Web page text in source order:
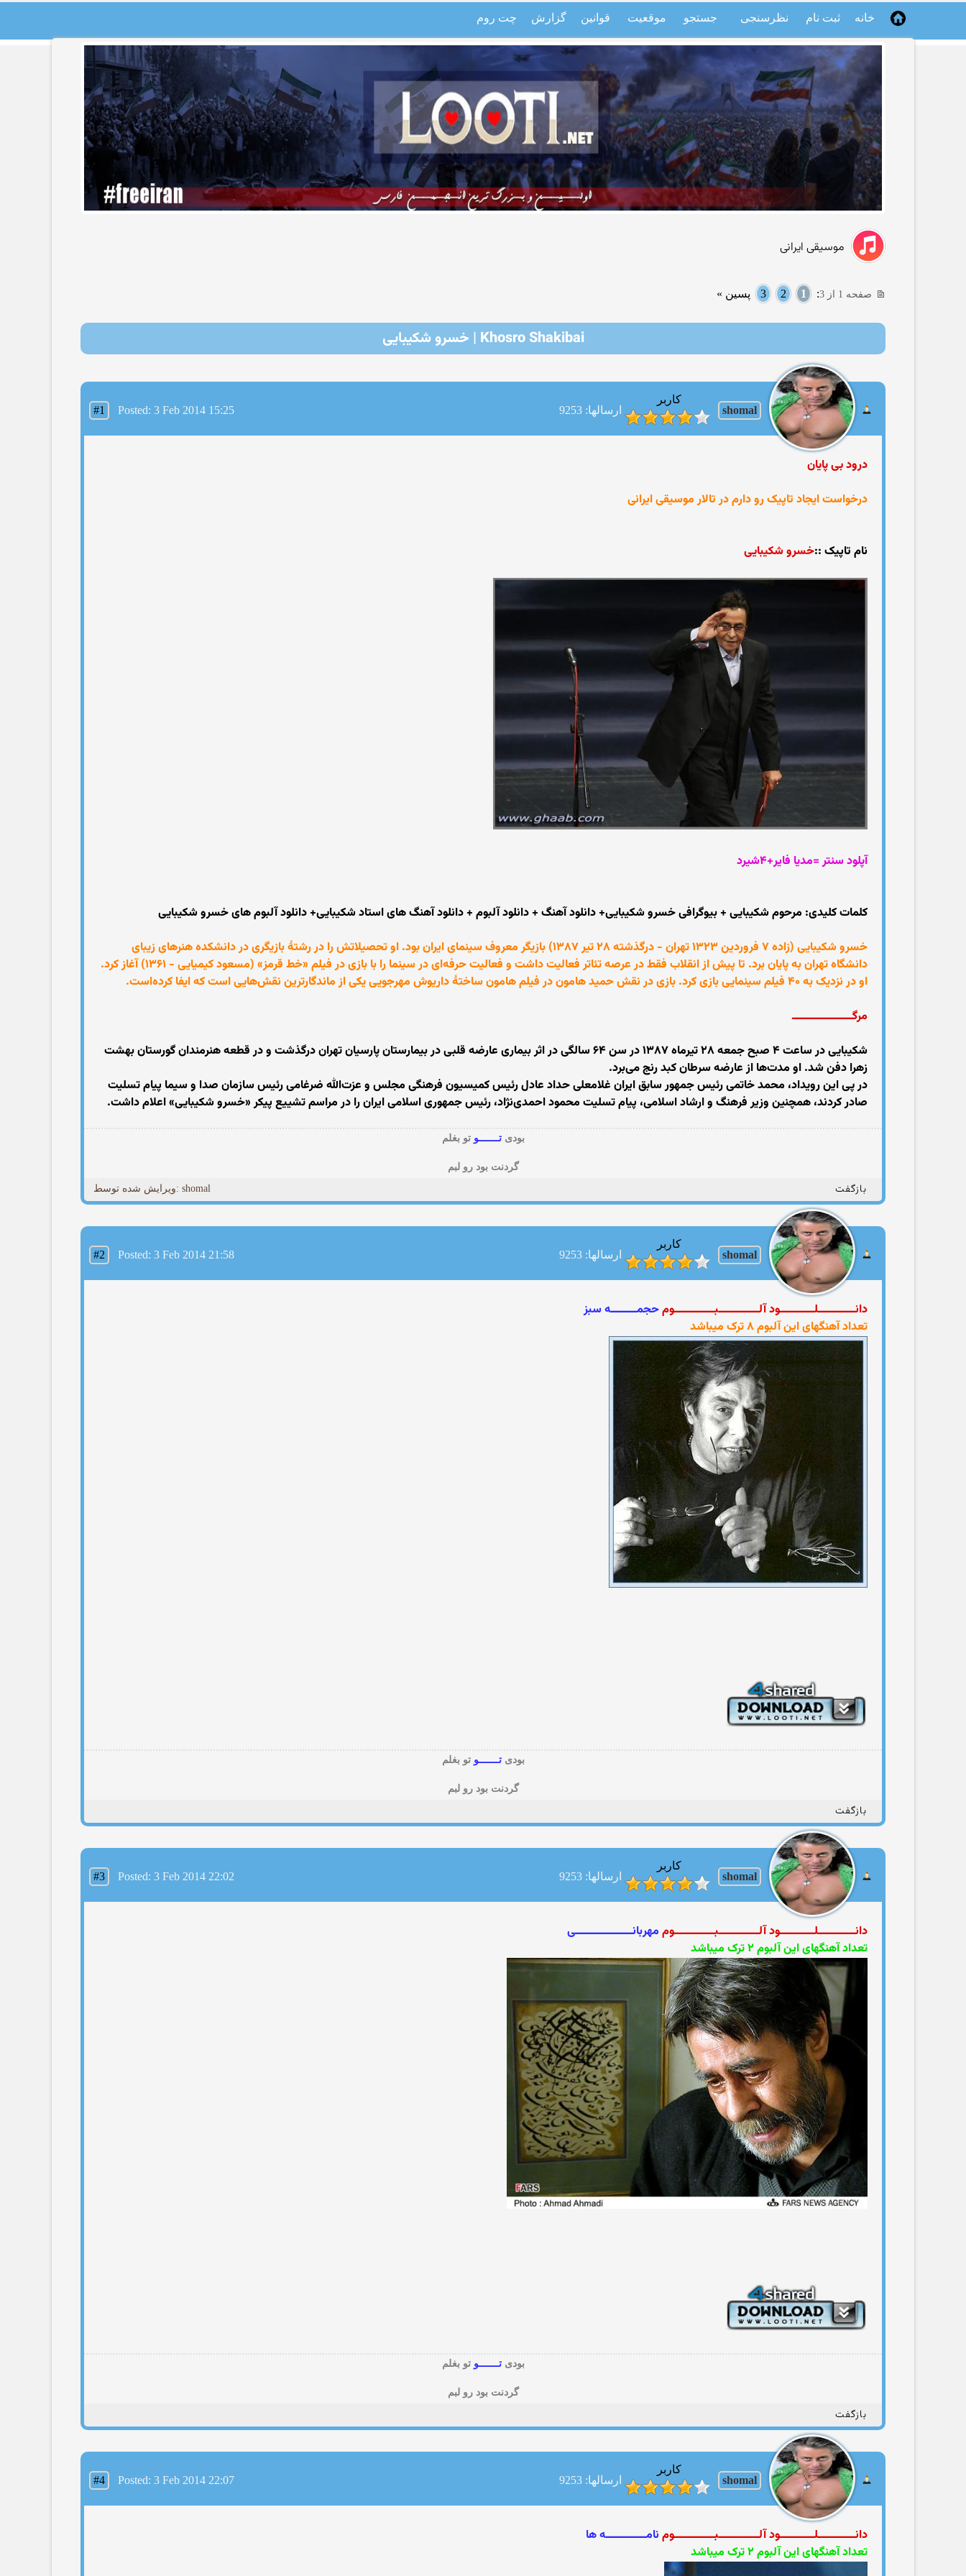
خانه ثبت نام نظرسنجی جستجو موقعیت قوانین گزارش چت روم
موسیقی ایرانی
صفحه 1 از 3 :
1
2
3 پسین »
Khosro Shakibai | خسرو شکیبایی
shomal
کاربر
ارسالها: 9253
#1 Posted: 3 Feb 2014 15:25
درود بی پایان
درخواست ایجاد تاپیک رو دارم در تالار موسیقی ایرانی
نام تاپیک ::خسرو شکیبایی
آپلود سنتر =مدیا فایر+۴شیرد
کلمات کلیدی: مرحوم شکیبایی + بیوگرافی خسرو شکیبایی+ دانلود آهنگ + دانلود آلبوم + دانلود آهنگ های استاد شکیبایی+ دانلود آلبوم های خسرو شکیبایی
خسرو شکیبایی (زاده ۷ فروردین ۱۳۲۳ تهران - درگذشته ۲۸ تیر ۱۳۸۷) بازیگر معروف سینمای ایران بود. او تحصیلاتش را در رشتهٔ بازیگری در دانشکده هنرهای زیبای
دانشگاه تهران به پایان برد. تا پیش از انقلاب فقط در عرصه تئاتر فعالیت داشت و فعالیت حرفه‌ای در سینما را با بازی در فیلم «خط قرمز» (مسعود کیمیایی - ۱۳۶۱) آغاز کرد.
او در نزدیک به ۴۰ فیلم سینمایی بازی کرد. بازی در نقش حمید هامون در فیلم هامون ساختهٔ داریوش مهرجویی یکی از ماندگارترین نقش‌هایی است که ایفا کرده‌است.
مرگـــــــــــــــــــــ
شکیبایی در ساعت ۴ صبح جمعه ۲۸ تیرماه ۱۳۸۷ در سن ۶۴ سالگی در اثر بیماری عارضه قلبی در بیمارستان پارسیان تهران درگذشت و در قطعه هنرمندان گورستان بهشت
زهرا دفن شد. او مدت‌ها از عارضه سرطان کبد رنج می‌برد.
در پی این رویداد، محمد خاتمی رئیس جمهور سابق ایران غلامعلی حداد عادل رئیس کمیسیون فرهنگی مجلس و عزت‌الله ضرغامی رئیس سازمان صدا و سیما پیام تسلیت
صادر کردند، همچنین وزیر فرهنگ و ارشاد اسلامی، پیام تسلیت محمود احمدی‌نژاد، رئیس جمهوری اسلامی ایران را در مراسم تشییع پیکر «خسرو شکیبایی» اعلام داشت.
بودیتـــــــوتو بغلم
گردنت بود رو لبم
بازگفت ویرایش شده توسط: shomal
shomal
کاربر
ارسالها: 9253
#2 Posted: 3 Feb 2014 21:58
دانـــــــــــــلــــــــــــود آلــــــــــــــبــــــــــــــومحجمـــــــــه سبز
تعداد آهنگهای این آلبوم ۸ ترک میباشد
بودیتـــــــوتو بغلم
گردنت بود رو لبم
بازگفت
shomal
کاربر
ارسالها: 9253
#3 Posted: 3 Feb 2014 22:02
دانـــــــــــــلــــــــــــود آلــــــــــــــبــــــــــــــوم مهربانــــــــــــــــــــی
تعداد آهنگهای این آلبوم ۲ ترک میباشد
بودیتـــــــوتو بغلم
گردنت بود رو لبم
بازگفت
shomal
کاربر
ارسالها: 9253
#4 Posted: 3 Feb 2014 22:07
دانـــــــــــــلــــــــــــود آلــــــــــــــبــــــــــــــوم نامــــــــــــــه ها
تعداد آهنگهای این آلبوم ۲ ترک میباشد